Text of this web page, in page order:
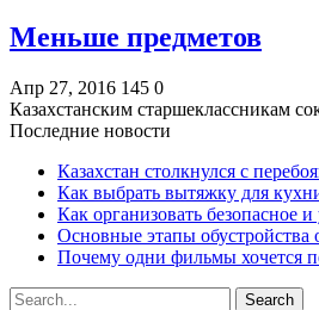
Меньше предметов
Апр 27, 2016 145 0
Казахстанским старшеклассникам
Последние новости
Казахстан столкнулся с
Как выбрать вытяжку для
Как организовать безопасное
Основные этапы
Почему одни фильмы хочется